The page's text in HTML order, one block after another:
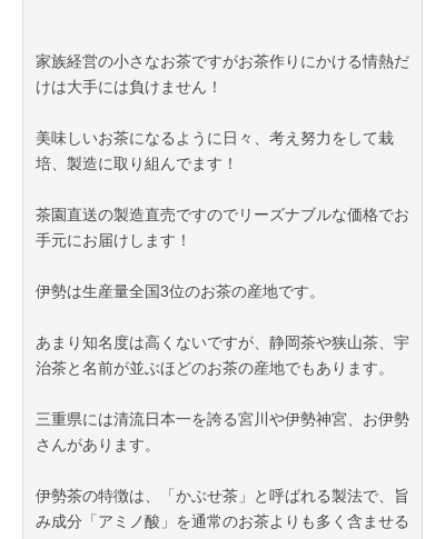
家族経営の小さなお茶ですがお茶作りにかける情熱だ
けは大手には負けません！
美味しいお茶になるように日々、考え努力をして栽
培、製造に取り組んでます！
茶園直送の製造直売ですのでリーズナブルな価格でお
手元にお届けします！
伊勢は生産量全国3位のお茶の産地です。
あまり知名度は高くないですが、静岡茶や狭山茶、宇
治茶と名前が並ぶほどのお茶の産地でもあります。
三重県には清流日本一を誇る宮川や伊勢神宮、お伊勢
さんがあります。
伊勢茶の特徴は、「かぶせ茶」と呼ばれる製法で、旨
み成分「アミノ酸」を通常のお茶よりも多く含ませる